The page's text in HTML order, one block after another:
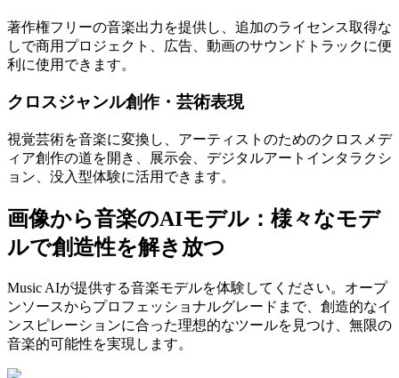
著作権フリーの音楽出力を提供し、追加のライセンス取得な
しで商用プロジェクト、広告、動画のサウンドトラックに便
利に使用できます。
クロスジャンル創作・芸術表現
視覚芸術を音楽に変換し、アーティストのためのクロスメデ
ィア創作の道を開き、展示会、デジタルアートインタラクシ
ョン、没入型体験に活用できます。
画像から音楽のAIモデル：様々なモデ
ルで創造性を解き放つ
Music AIが提供する音楽モデルを体験してください。オープ
ンソースからプロフェッショナルグレードまで、創造的なイ
ンスピレーションに合った理想的なツールを見つけ、無限の
音楽的可能性を実現します。